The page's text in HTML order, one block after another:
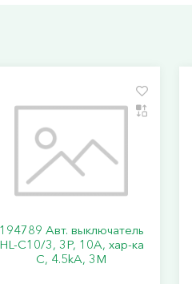
194789 Авт. выключатель
HL-C10/3, 3P, 10A, хар-ка
C, 4.5kA, 3M